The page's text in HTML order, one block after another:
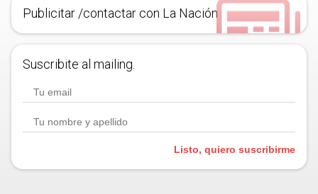
Publicitar /contactar con La Nación
Suscribite al mailing.
Listo, quiero suscribirme